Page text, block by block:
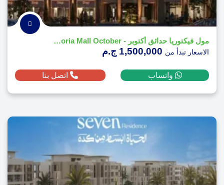
مول فيكتوريا حدائق أكتوبر - Victoria Mall October
الاسعار تبدأ من
واتساب اتصل بنا